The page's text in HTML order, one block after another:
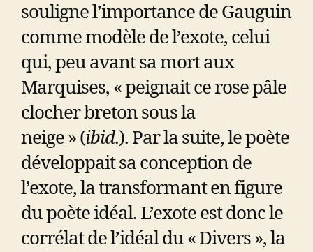
souligne l’importance de Gauguin
comme modèle de l’exote, celui
qui, peu avant sa mort aux
Marquises, « peignait ce rose pâle
clocher breton sous la
neige » (ibid.). Par la suite, le poète
développait sa conception de
l’exote, la transformant en figure
du poète idéal. L’exote est donc le
corrélat de l’idéal du « Divers », la